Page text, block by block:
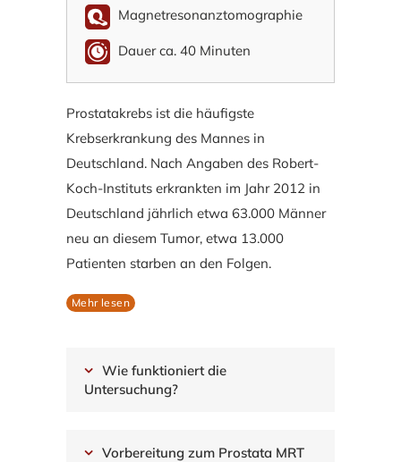
Magnetresonanztomographie
Dauer ca. 40 Minuten
Prostatakrebs ist die häufigste
Krebserkrankung des Mannes in
Deutschland. Nach Angaben des Robert-
Koch-Instituts erkrankten im Jahr 2012 in
Deutschland jährlich etwa 63.000 Männer
neu an diesem Tumor, etwa 13.000
Patienten starben an den Folgen.
Mehr lesen
Wie funktioniert die
Untersuchung?
Vorbereitung zum Prostata MRT